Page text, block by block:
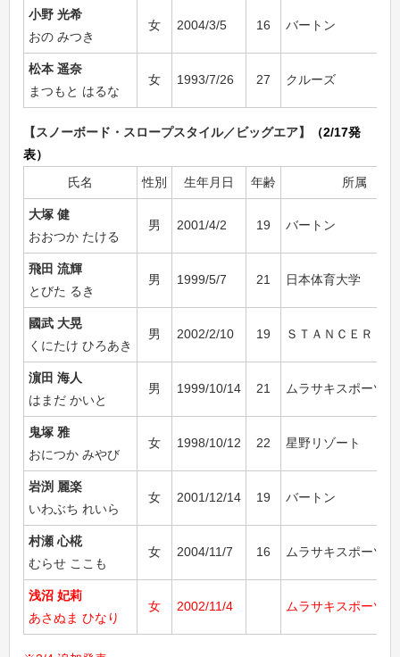
小野 光希
おの みつき
女 2004/3/5 16 バートン
松本 遥奈
まつもと はるな
女 1993/7/26 27 クルーズ
【スノーボード・スロープスタイル／ビッグエア】
（2/17発
表）
氏名
性別 生年月日 年齢 所属
大塚 健
おおつか たける
男 2001/4/2 19 バートン
飛田 流輝
とびた るき
男 1999/5/7 21 日本体育大学
國武 大晃
くにたけ ひろあき
男 2002/2/10 19 ＳＴＡＮＣＥＲ
濵田 海人
はまだ かいと
男 1999/10/14 21 ムラサキスポーツ
鬼塚 雅
おにつか みやび
女 1998/10/12 22 星野リゾート
岩渕 麗楽
いわぶち れいら
女 2001/12/14 19 バートン
村瀬 心椛
むらせ ここも
女 2004/11/7 16 ムラサキスポーツ
浅沼 妃莉
あさぬま ひなり
女 2002/11/4 ムラサキスポーツ